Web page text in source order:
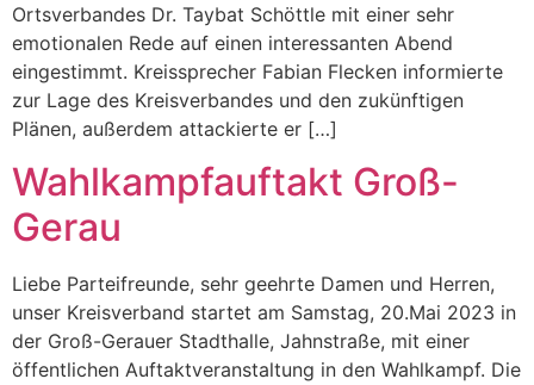
Ortsverbandes Dr. Taybat Schöttle mit einer sehr
emotionalen Rede auf einen interessanten Abend
eingestimmt. Kreissprecher Fabian Flecken informierte
zur Lage des Kreisverbandes und den zukünftigen
Plänen, außerdem attackierte er […]
Wahlkampfauftakt Groß-
Gerau
Liebe Parteifreunde, sehr geehrte Damen und Herren,
unser Kreisverband startet am Samstag, 20.Mai 2023 in
der Groß-Gerauer Stadthalle, Jahnstraße, mit einer
öffentlichen Auftaktveranstaltung in den Wahlkampf. Die